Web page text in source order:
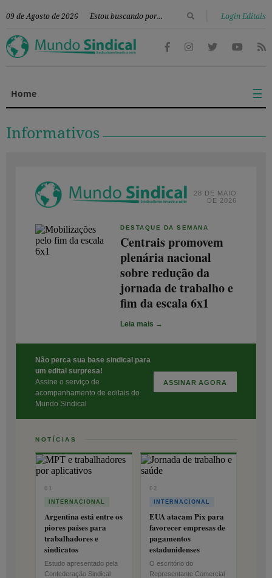
09 de Agosto de 2026 Login Editais
Home ☰
Informativos
28 DE MAIO
DE 2026
DESTAQUE DA SEMANA
Centrais promovem
plenária nacional
sobre redução da
jornada de trabalho e
fim da escala 6x1
Leia mais →
Não perca sua base sindical para
um edital surpresa!
Assine o serviço de
acompanhamento de editais do
Mundo Sindical
ASSINAR AGORA
NOTÍCIAS
01
INTERNACIONAL
Argentina está entre os
piores países para
trabalhadores e
sindicatos
Estudo apresentado pela
Confederação Sindical
02
INTERNACIONAL
EUA atacam Pix para
favorecer empresas de
pagamentos
estadunidenses
O escritório do
Representante Comercial